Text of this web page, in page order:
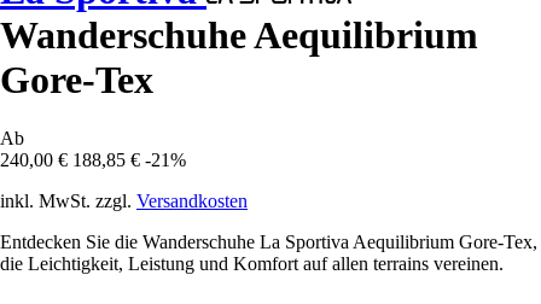
Wanderschuhe Aequilibrium
Gore-Tex
Ab
240,00 € 188,85 € -21%
inkl. MwSt. zzgl. Versandkosten
Entdecken Sie die Wanderschuhe La Sportiva Aequilibrium Gore-Tex,
die Leichtigkeit, Leistung und Komfort auf allen terrains vereinen.